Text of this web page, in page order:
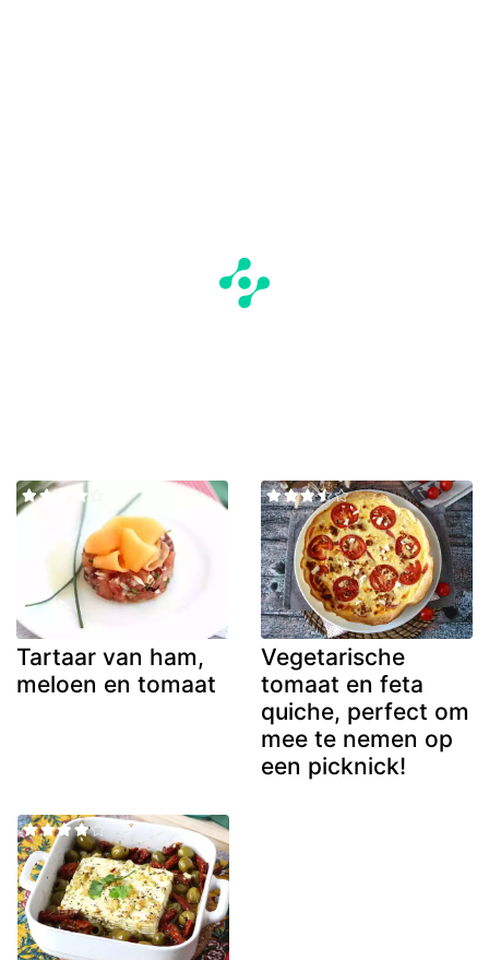
Tartaar van ham,
meloen en tomaat
Vegetarische
tomaat en feta
quiche, perfect om
mee te nemen op
een picknick!